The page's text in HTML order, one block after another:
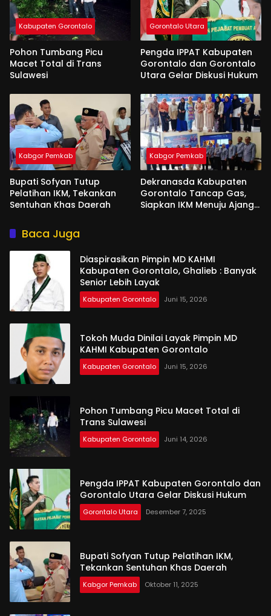
Kabupaten Gorontalo
Pohon Tumbang Picu
Macet Total di Trans
Sulawesi
Gorontalo Utara
Pengda IPPAT Kabupaten
Gorontalo dan Gorontalo
Utara Gelar Diskusi Hukum
Kabgor Pemkab
Bupati Sofyan Tutup
Pelatihan IKM, Tekankan
Sentuhan Khas Daerah
Kabgor Pemkab
Dekranasda Kabupaten
Gorontalo Tancap Gas,
Siapkan IKM Menuju Ajang
Baca Juga
Diaspirasikan Pimpin MD KAHMI
Kabupaten Gorontalo, Ghalieb : Banyak
Senior Lebih Layak
Kabupaten Gorontalo Juni 15, 2026
Tokoh Muda Dinilai Layak Pimpin MD
KAHMI Kabupaten Gorontalo
Kabupaten Gorontalo Juni 15, 2026
Pohon Tumbang Picu Macet Total di
Trans Sulawesi
Kabupaten Gorontalo Juni 14, 2026
Pengda IPPAT Kabupaten Gorontalo dan
Gorontalo Utara Gelar Diskusi Hukum
Gorontalo Utara Desember 7, 2025
Bupati Sofyan Tutup Pelatihan IKM,
Tekankan Sentuhan Khas Daerah
Kabgor Pemkab Oktober 11, 2025